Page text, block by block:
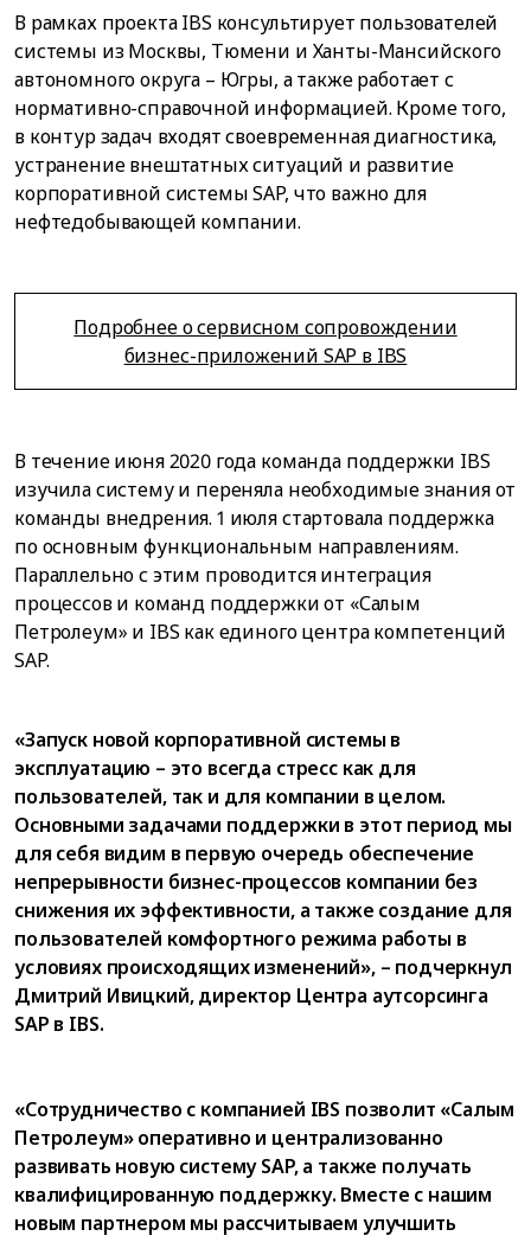
В рамках проекта IBS консультирует пользователей
системы из Москвы, Тюмени и Ханты-Мансийского
автономного округа – Югры, а также работает с
нормативно-справочной информацией. Кроме того,
в контур задач входят своевременная диагностика,
устранение внештатных ситуаций и развитие
корпоративной системы SAP, что важно для
нефтедобывающей компании.
Подробнее о сервисном сопровождении
бизнес-приложений SAP в IBS
В течение июня 2020 года команда поддержки IBS
изучила систему и переняла необходимые знания от
команды внедрения. 1 июля стартовала поддержка
по основным функциональным направлениям.
Параллельно с этим проводится интеграция
процессов и команд поддержки от «Салым
Петролеум» и IBS как единого центра компетенций
SAP.
«Запуск новой корпоративной системы в
эксплуатацию – это всегда стресс как для
пользователей, так и для компании в целом.
Основными задачами поддержки в этот период мы
для себя видим в первую очередь обеспечение
непрерывности бизнес-процессов компании без
снижения их эффективности, а также создание для
пользователей комфортного режима работы в
условиях происходящих изменений», – подчеркнул
Дмитрий Ивицкий, директор Центра аутсорсинга
SAP в IBS.
«Сотрудничество с компанией IBS позволит «Салым
Петролеум» оперативно и централизованно
развивать новую систему SAP, а также получать
квалифицированную поддержку. Вместе с нашим
новым партнером мы рассчитываем улучшить